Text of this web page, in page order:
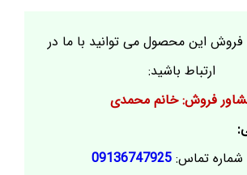
این محصول می توانید با ما در
ارتباط باشید:
فروش: خانم محمدی
شماره تماس: 09136747925